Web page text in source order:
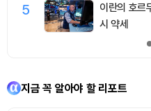
5
이란의 호르
시 약세
지금 꼭 알아야 할 리포트